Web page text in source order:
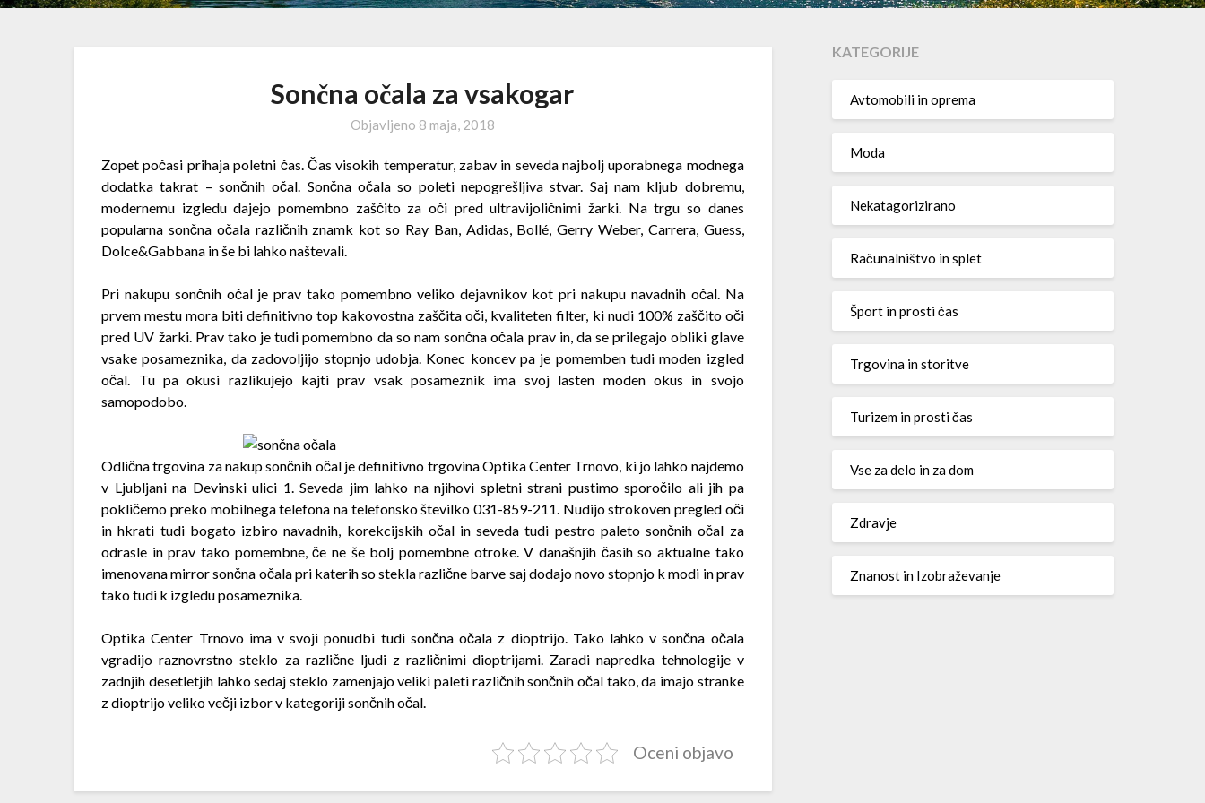
Sončna očala za vsakogar
Objavljeno 8 maja, 2018
Zopet počasi prihaja poletni čas. Čas visokih temperatur, zabav in seveda najbolj uporabnega modnega
dodatka takrat – sončnih očal. Sončna očala so poleti nepogrešljiva stvar. Saj nam kljub dobremu,
modernemu izgledu dajejo pomembno zaščito za oči pred ultravijoličnimi žarki. Na trgu so danes
popularna sončna očala različnih znamk kot so Ray Ban, Adidas, Bollé, Gerry Weber, Carrera, Guess,
Dolce&Gabbana in še bi lahko naštevali.
Pri nakupu sončnih očal je prav tako pomembno veliko dejavnikov kot pri nakupu navadnih očal. Na
prvem mestu mora biti definitivno top kakovostna zaščita oči, kvaliteten filter, ki nudi 100% zaščito oči
pred UV žarki. Prav tako je tudi pomembno da so nam sončna očala prav in, da se prilegajo obliki glave
vsake posameznika, da zadovoljijo stopnjo udobja. Konec koncev pa je pomemben tudi moden izgled
očal. Tu pa okusi razlikujejo kajti prav vsak posameznik ima svoj lasten moden okus in svojo
samopodobo.
Odlična trgovina za nakup sončnih očal je definitivno trgovina Optika Center Trnovo, ki jo lahko najdemo
v Ljubljani na Devinski ulici 1. Seveda jim lahko na njihovi spletni strani pustimo sporočilo ali jih pa
pokličemo preko mobilnega telefona na telefonsko številko 031-859-211. Nudijo strokoven pregled oči
in hkrati tudi bogato izbiro navadnih, korekcijskih očal in seveda tudi pestro paleto sončnih očal za
odrasle in prav tako pomembne, če ne še bolj pomembne otroke. V današnjih časih so aktualne tako
imenovana mirror sončna očala pri katerih so stekla različne barve saj dodajo novo stopnjo k modi in prav
tako tudi k izgledu posameznika.
Optika Center Trnovo ima v svoji ponudbi tudi sončna očala z dioptrijo. Tako lahko v sončna očala
vgradijo raznovrstno steklo za različne ljudi z različnimi dioptrijami. Zaradi napredka tehnologije v
zadnjih desetletjih lahko sedaj steklo zamenjajo veliki paleti različnih sončnih očal tako, da imajo stranke
z dioptrijo veliko večji izbor v kategoriji sončnih očal.
Oceni objavo
KATEGORIJE
Avtomobili in oprema
Moda
Nekatagorizirano
Računalništvo in splet
Šport in prosti čas
Trgovina in storitve
Turizem in prosti čas
Vse za delo in za dom
Zdravje
Znanost in Izobraževanje